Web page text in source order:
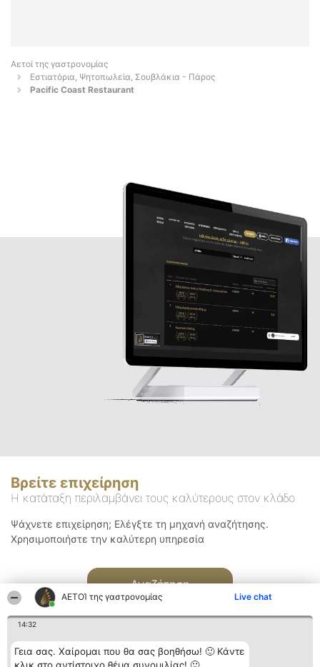
ΑΕΤΟΊ της γαστρονομίας Live chat
14:32
Γεια σας. Χαίρομαι που θα σας βοηθήσω! 🙂 Κάντε
Αετοί της γαστρονομίας
Εστιατόρια, Ψητοπωλεία, Σουβλάκια - Πάρος
Pacific Coast Restaurant
Βρείτε επιχείρηση
Η κατάταξη περιλαμβάνει τους καλύτερους στον κλάδο
Ψάχνετε επιχείρηση; Ελέγξτε τη μηχανή αναζήτησης.
Χρησιμοποιήστε την καλύτερη υπηρεσία
Αναζήτηση